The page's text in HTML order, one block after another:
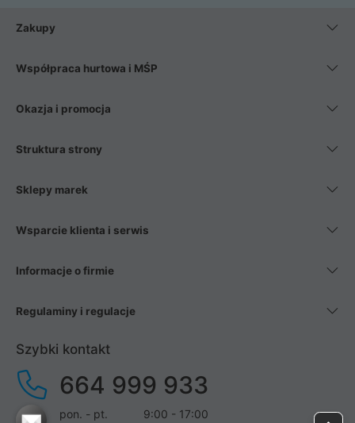
Zakupy
Współpraca hurtowa i MŚP
Okazja i promocja
Struktura strony
Sklepy marek
Wsparcie klienta i serwis
Informacje o firmie
Regulaminy i regulacje
Szybki kontakt
664 999 933
pon. - pt. 9:00 - 17:00